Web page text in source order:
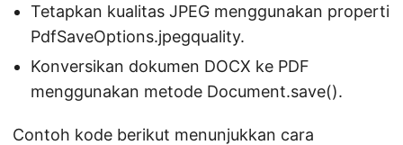
Tetapkan kualitas JPEG menggunakan properti
PdfSaveOptions.jpegquality.
Konversikan dokumen DOCX ke PDF
menggunakan metode Document.save().
Contoh kode berikut menunjukkan cara